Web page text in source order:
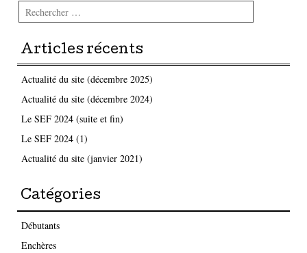
Rechercher
Articles récents
Actualité du site (décembre 2025)
Actualité du site (décembre 2024)
Le SEF 2024 (suite et fin)
Le SEF 2024 (1)
Actualité du site (janvier 2021)
Catégories
Débutants
Enchères